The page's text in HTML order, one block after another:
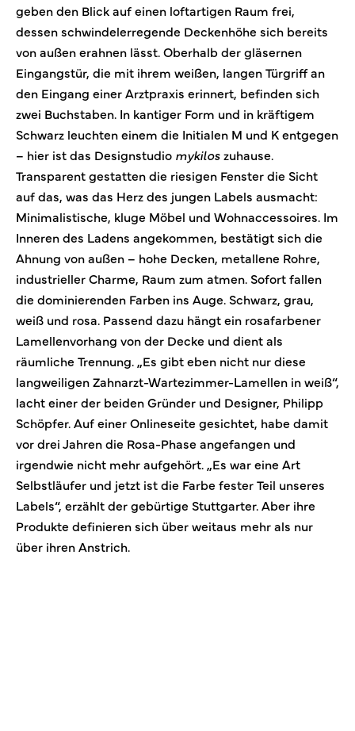
geben den Blick auf einen loftartigen Raum frei,
dessen schwindelerregende Deckenhöhe sich bereits
von außen erahnen lässt. Oberhalb der gläsernen
Eingangstür, die mit ihrem weißen, langen Türgriff an
den Eingang einer Arztpraxis erinnert, befinden sich
zwei Buchstaben. In kantiger Form und in kräftigem
Schwarz leuchten einem die Initialen M und K entgegen
– hier ist das Designstudio mykiloszuhause.
Transparent gestatten die riesigen Fenster die Sicht
auf das, was das Herz des jungen Labels ausmacht:
Minimalistische, kluge Möbel und Wohnaccessoires. Im
Inneren des Ladens angekommen, bestätigt sich die
Ahnung von außen – hohe Decken, metallene Rohre,
industrieller Charme, Raum zum atmen. Sofort fallen
die dominierenden Farben ins Auge. Schwarz, grau,
weiß und rosa. Passend dazu hängt ein rosafarbener
Lamellenvorhang von der Decke und dient als
räumliche Trennung. „Es gibt eben nicht nur diese
langweiligen Zahnarzt-Wartezimmer-Lamellen in weiß“,
lacht einer der beiden Gründer und Designer, Philipp
Schöpfer. Auf einer Onlineseite gesichtet, habe damit
vor drei Jahren die Rosa-Phase angefangen und
irgendwie nicht mehr aufgehört. „Es war eine Art
Selbstläufer und jetzt ist die Farbe fester Teil unseres
Labels“, erzählt der gebürtige Stuttgarter. Aber ihre
Produkte definieren sich über weitaus mehr als nur
über ihren Anstrich.